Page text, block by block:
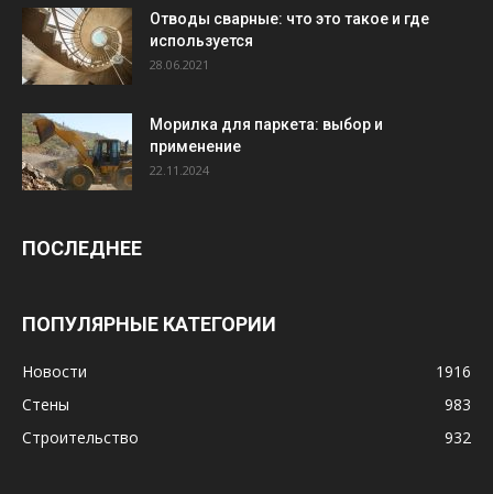
Отводы сварные: что это такое и где
используется
28.06.2021
Морилка для паркета: выбор и
применение
22.11.2024
ПОСЛЕДНЕЕ
ПОПУЛЯРНЫЕ КАТЕГОРИИ
Новости
1916
Стены
983
Строительство
932